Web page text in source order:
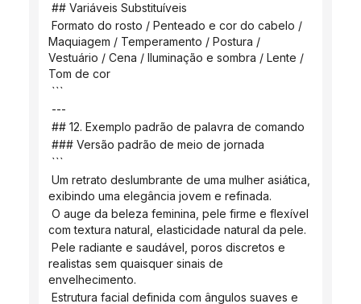
## Variáveis ​​Substituíveis
Maquiagem / Temperamento / Postura /
Vestuário / Cena / Iluminação e sombra / Lente /
Tom de cor
```
---
## 12. Exemplo padrão de palavra de comando
### Versão padrão de meio de jornada
```
exibindo uma elegância jovem e refinada.
com textura natural, elasticidade natural da pele.
realistas sem quaisquer sinais de
envelhecimento.